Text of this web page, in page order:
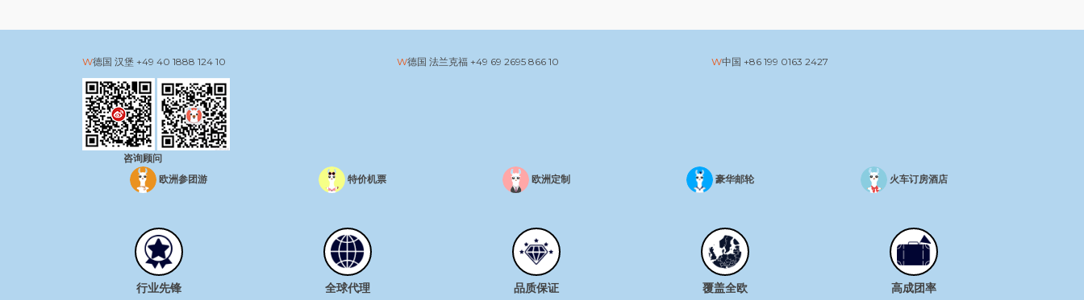
德国 汉堡 +49 40 1888 124 10 德国 法兰克福 +49 69 2695 866 10 中国 +86 199 0163 2427
咨询顾问
欧洲参团游
特价机票 欧洲定制 豪华邮轮 火车订房酒店
行业先锋 全球代理 品质保证 覆盖全欧 高成团率